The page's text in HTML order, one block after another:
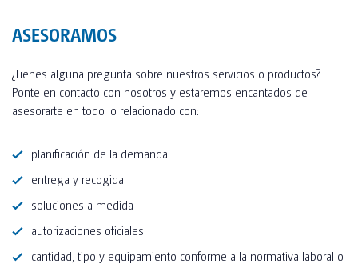
ASESORAMOS
¿Tienes alguna pregunta sobre nuestros servicios o productos?
Ponte en contacto con nosotros y estaremos encantados de
asesorarte en todo lo relacionado con:
planificación de la demanda
entrega y recogida
soluciones a medida
autorizaciones oficiales
cantidad, tipo y equipamiento conforme a la normativa laboral o